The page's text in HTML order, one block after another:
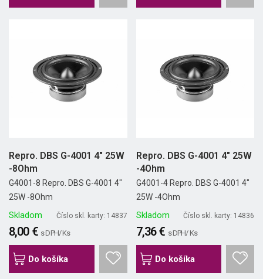
Repro. DBS G-4001 4" 25W
-8Ohm
G4001-8 Repro. DBS G-4001 4"
25W -8Ohm
Skladom Číslo skl. karty: 14837
8,00 € s DPH/ Ks
Do košíka
Repro. DBS G-4001 4" 25W
-4Ohm
G4001-4 Repro. DBS G-4001 4"
25W -4Ohm
Skladom Číslo skl. karty: 14836
7,36 € s DPH/ Ks
Do košíka